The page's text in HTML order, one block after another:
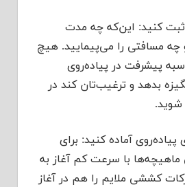
ثبت كنید: این‌كه چه مدت
چه مسافتی را می‌پیمایید. هیچ
پیشرفت در پیاده‌روی
بدهد و ترغیب‌تان كند در
شوید.
پیاده‌روی آماده كنید: برای
ماهیچه‌ها با سرعت كم آغاز به
كششی ملایم را هم در آغاز